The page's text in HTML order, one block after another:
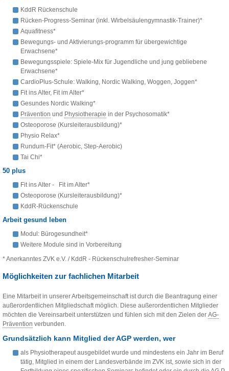
KddR Rückenschule
Rücken-Progress-Seminar (inkl. Wirbelsäulengymnastik-Trainer)*
Aquafitness*
Bewegungs- und Aktivierungs-programm für übergewichtige
Erwachsene*
Bewegungsspiele: Spiele-Mix für Jugendliche und jung gebliebene
Erwachsene*
CardioPlus-Schule: Walking, Nordic Walking, Woggen, Joggen*
Fit ins Alter, Fit im Alter*
Gesundes Nordic Walking*
Prävention und Physiotherapie in der Psychosomatik*
Osteoporose (Kursleiterausbildung)*
Physio Relax*
Rundum-Fit* (Aerobic, Step-Aerobic)
Tai Chi*
50 plus
Fit ins Alter - Fit im Alter*
Osteoporose (Kursleiterausbildung)*
KddR-Rückenschule
Arbeit gesund leben
Modul: Bürogesundheit*
Weitere Module sind in Vorbereitung
* Anerkanntes ZVK e.V. / KddR - Rückenschulrefresher-Seminar
Möglichkeiten zur fachlichen Mitarbeit
Eine Mitarbeit in unserer Arbeitsgemeinschaft ist durch die Beantragung einer
außerordentlichen Mitgliedschaft möglich. Diese außerordentlichen Mitglieder
möchten die Vereinsarbeit unterstützen und fühlen sich mit den Zielen der AG-
Prävention verbunden.
Grundsätzlich kann Mitglied der AGP werden, wer
als Physiotherapeut ausgebildet wurde und mindestens ein Jahr im Beruf
tätig, Mitglied in einem der Landesverbände im ZVK ist, sowie sich in der